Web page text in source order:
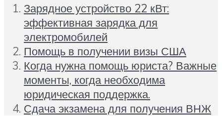
Зарядное устройство 22 кВт:
эффективная зарядка для
электромобилей
Помощь в получении визы США
Когда нужна помощь юриста? Важные
моменты, когда необходима
юридическая поддержка.
Сдача экзамена для получения ВНЖ